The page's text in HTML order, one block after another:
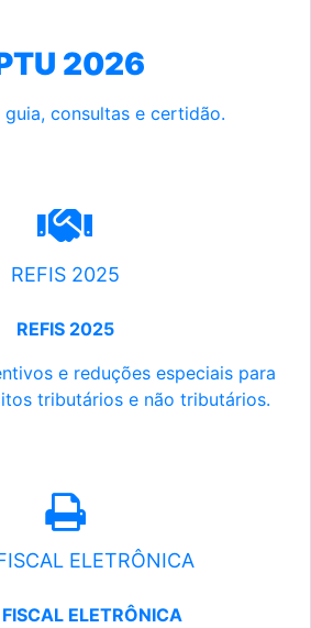
2026
guia, consultas e certidão.
REFIS 2025
REFIS 2025
e reduções especiais para
tributários e não tributários.
ELETRÔNICA
ELETRÔNICA